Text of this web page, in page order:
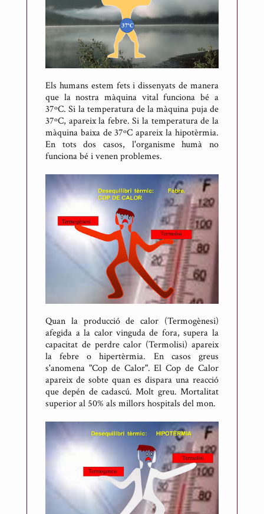
Els humans estem fets i dissenyats de manera
que la nostra màquina vital funciona bé a
37ºC. Si la temperatura de la màquina puja de
37ºC, apareix la febre. Si la temperatura de la
màquina baixa de 37ºC apareix la hipotèrmia.
En tots dos casos, l'organisme humà no
funciona bé i venen problemes.
Quan la producció de calor (Termogènesi)
afegida a la calor vinguda de fora, supera la
capacitat de perdre calor (Termolisi) apareix
la febre o hipertèrmia. En casos greus
s'anomena "Cop de Calor". El Cop de Calor
apareix de sobte quan es dispara una reacció
que depén de cadascú. Molt greu. Mortalitat
superior al 50% als millors hospitals del mon.